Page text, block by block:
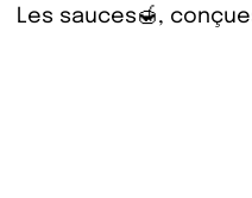
Les sauces🍯,